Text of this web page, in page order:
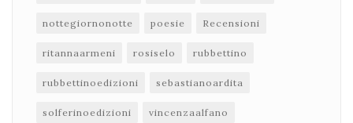
nottegiornonotte poesie Recensioni
ritannaarmeni rosiselo rubbettino
rubbettinoedizioni sebastianoardita
solferinoedizioni vincenzaalfano